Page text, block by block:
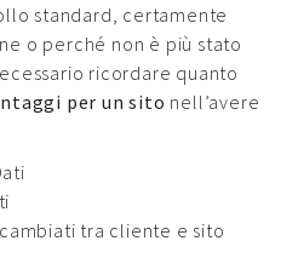
standard, certamente
o perché non è più stato
ricordare quanto
per un sito nell’avere
tra cliente e sito